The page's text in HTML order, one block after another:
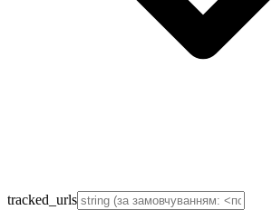
tracked_urls